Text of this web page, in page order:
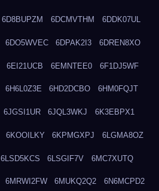
6D8BUPZM 6DCMVTHM 6DDK07UL
6DO5WVEC 6DPAK2I3 6DREN8XO
6EI21UCB 6EMNTEE0 6F1DJ5WF
6H6L0Z3E 6HD2DCBO 6HM0FQJT
6JGSI1UR 6JQL3WKJ 6K3EBPX1
6KOOILKY 6KPMGXPJ 6LGMA8OZ
6LSD5KCS 6LSGIF7V 6MC7XUTQ
6MRWI2FW 6MUKQ2Q2 6N6MCPD2